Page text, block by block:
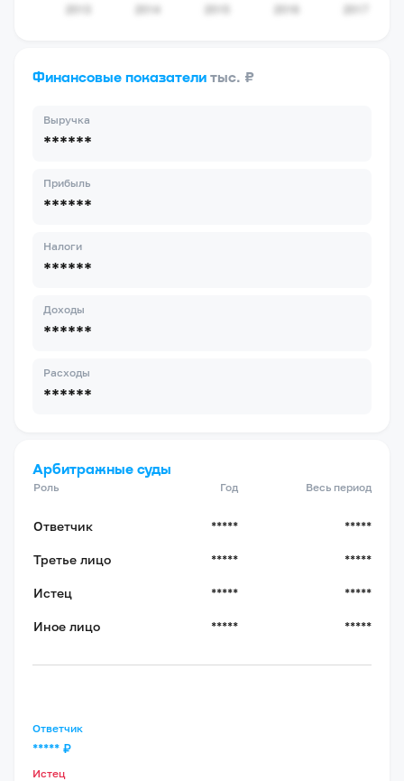
Финансовые показатели тыс. ₽
Выручка
******
Прибыль
******
Налоги
******
Доходы
******
Расходы
******
Арбитражные суды
Роль Год Весь период
Ответчик ***** *****
Третье лицо ***** *****
Истец ***** *****
Иное лицо ***** *****
Ответчик
***** ₽
Истец